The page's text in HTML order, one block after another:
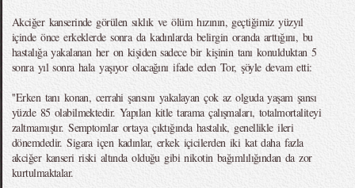
Akciğer kanserinde görülen sıklık ve ölüm hızının, geçtiğimiz yüzyıl
içinde önce erkeklerde sonra da kadınlarda belirgin oranda arttığını, bu
hastalığa yakalanan her on kişiden sadece bir kişinin tanı konulduktan 5
sonra yıl sonra hala yaşıyor olacağını ifade eden Tor, şöyle devam etti:
''Erken tanı konan, cerrahi şansını yakalayan çok az olguda yaşam şansı
yüzde 85 olabilmektedir. Yapılan kitle tarama çalışmaları, totalmortaliteyi
zaltmamıştır. Semptomlar ortaya çıktığında hastalık, genellikle ileri
dönemdedir. Sigara içen kadınlar, erkek içicilerden iki kat daha fazla
akciğer kanseri riski altında olduğu gibi nikotin bağımlılığından da zor
kurtulmaktalar.